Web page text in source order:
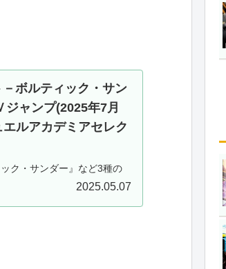
ボルティック・サン
ャンプ(2025年7月
ルアカデミアセレク
ク・サンダー』など3種の
「Ｖジャンプ(2025年7月
2025.05.07